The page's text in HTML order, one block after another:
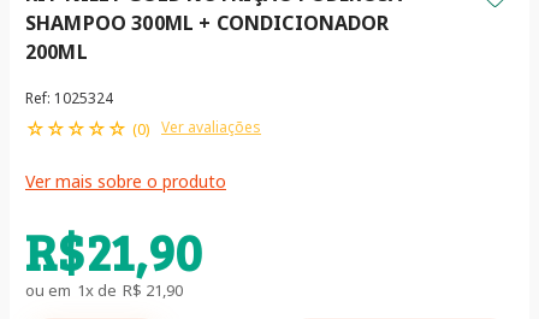
SHAMPOO 300ML + CONDICIONADOR
200ML
Ref: 1025324
☆☆☆☆☆ (0) Ver avaliações
Ver mais sobre o produto
R$21,90
ou em 1x de R$ 21,90